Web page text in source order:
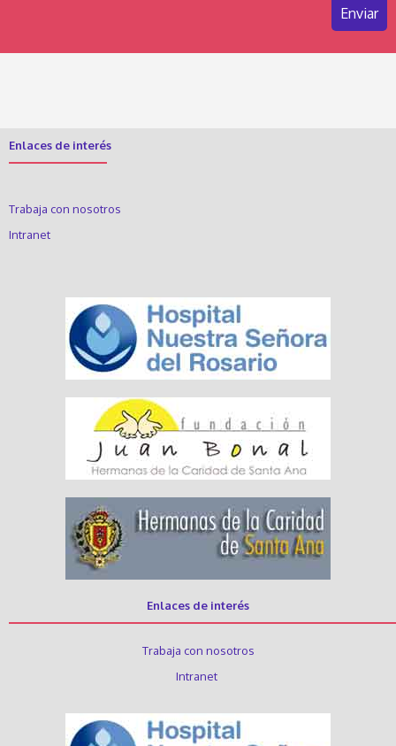
Enlaces de interés
Trabaja con nosotros
Intranet
Enlaces de interés
Trabaja con nosotros
Intranet